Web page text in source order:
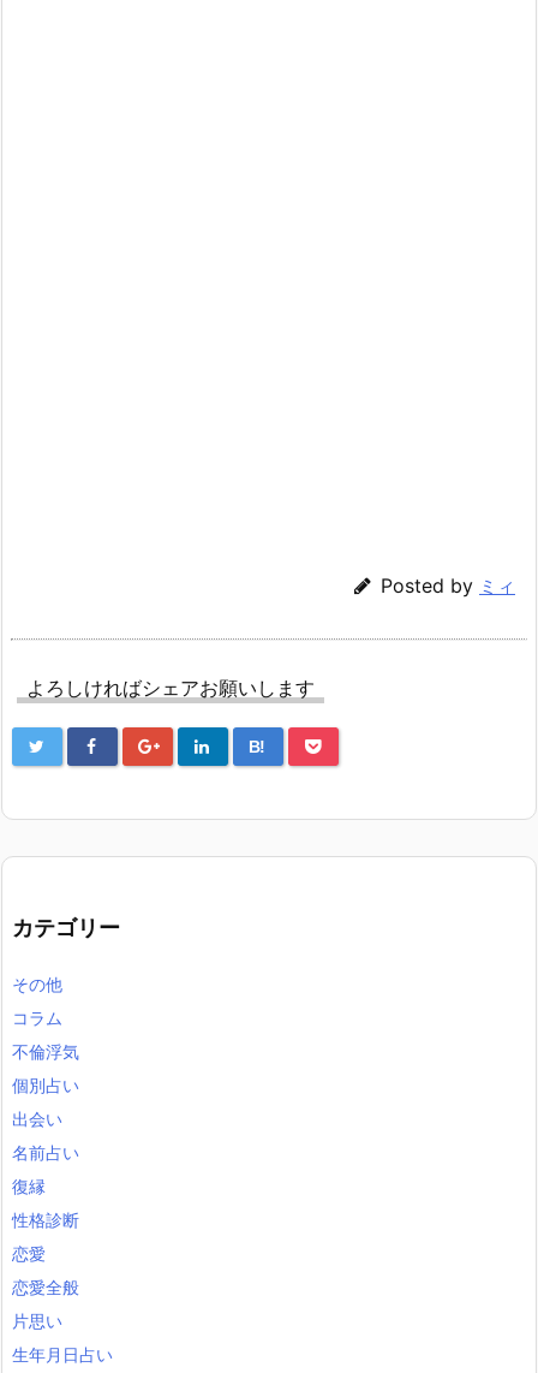
Posted by ミィ
よろしければシェアお願いします
B!
カテゴリー
その他
コラム
不倫浮気
個別占い
出会い
名前占い
復縁
性格診断
恋愛
恋愛全般
片思い
生年月日占い